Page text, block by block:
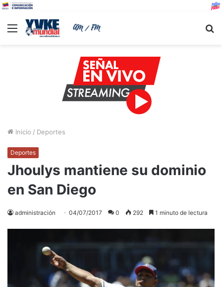
Menu
Inicio / Deportes
Deportes
Jhoulys mantiene su dominio
en San Diego
administración 04/07/2017 0 292 1 minuto de lectura